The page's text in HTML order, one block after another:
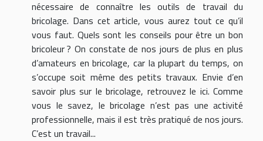
nécessaire de connaître les outils de travail du
bricolage. Dans cet article, vous aurez tout ce qu’il
vous faut. Quels sont les conseils pour être un bon
bricoleur ? On constate de nos jours de plus en plus
d’amateurs en bricolage, car la plupart du temps, on
s’occupe soit même des petits travaux. Envie d’en
savoir plus sur le bricolage, retrouvez le ici. Comme
vous le savez, le bricolage n’est pas une activité
professionnelle, mais il est très pratiqué de nos jours.
C’est un travail...